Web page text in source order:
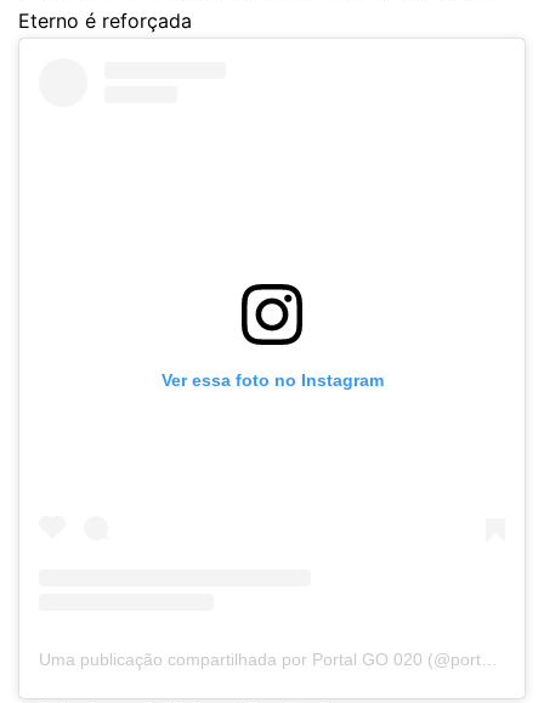
Eterno é reforçada
Ver essa foto no Instagram
Uma publicação compartilhada por Portal GO 020 (@portalgo020)